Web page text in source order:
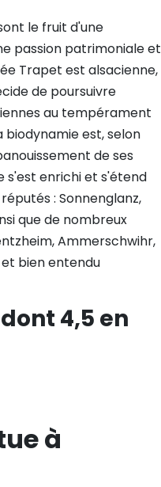
le fruit d'une
passion patrimoniale et
Trapet est alsacienne,
de poursuivre
au tempérament
est, selon
de ses
s'est enrichi et s'étend
: Sonnenglanz,
que de nombreux
Ammerschwihr,
et bien entendu
4,5 en
à